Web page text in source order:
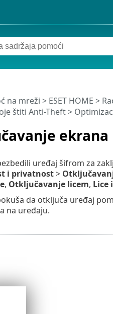
na mreži > ESET HOME >
štiti Anti-Theft>
uređaj šifrom za
i privatnost>
, Otključavanje licem, Lice
da otključa uređaj
na uređaju.